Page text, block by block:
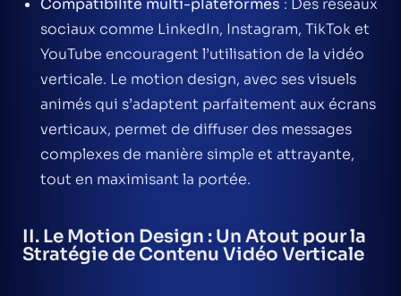
Compatibilité multi-plateformes : Des réseaux
sociaux comme LinkedIn, Instagram, TikTok et
YouTube encouragent l’utilisation de la vidéo
verticale. Le motion design, avec ses visuels
animés qui s’adaptent parfaitement aux écrans
verticaux, permet de diffuser des messages
complexes de manière simple et attrayante,
tout en maximisant la portée.
II. Le Motion Design : Un Atout pour la
Stratégie de Contenu Vidéo Verticale